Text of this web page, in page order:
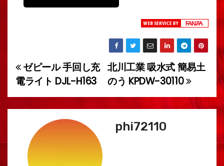
投
稿
ナ
ゲ
北川工業 吸水式 簡易土
のう KPDW-30110
ゼピール 手回し充
電ライト DJL-H163
phi72110